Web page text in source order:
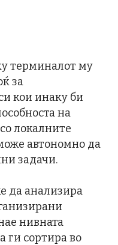
терминалот му
за
кои инаку би
на
локалните
автономно да
задачи.
да анализира
нивната
ги сортира во